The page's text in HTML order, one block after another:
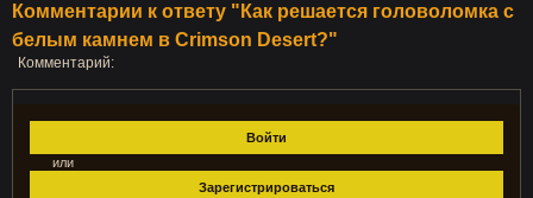
Комментарии к ответу "Как решается головоломка с
белым камнем в Crimson Desert?"
Комментарий:
Войти
или
Зарегистрироваться